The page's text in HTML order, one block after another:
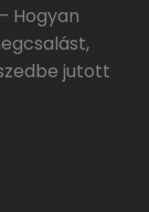
Hogyan
jutott